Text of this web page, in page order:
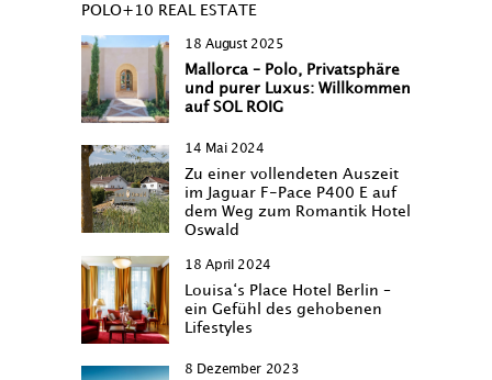
POLO+10 REAL ESTATE
18 August 2025
Mallorca – Polo, Privatsphäre
und purer Luxus: Willkommen
auf SOL ROIG
14 Mai 2024
Zu einer vollendeten Auszeit
im Jaguar F-Pace P400 E auf
dem Weg zum Romantik Hotel
Oswald
18 April 2024
Louisa‘s Place Hotel Berlin –
ein Gefühl des gehobenen
Lifestyles
8 Dezember 2023